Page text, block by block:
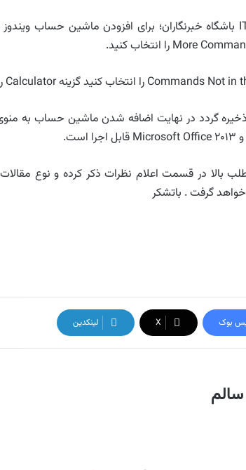
بالا در قسمت اعلام نظرات ذکر کرده و نوع مقالات
گرفت . باتشکر
بوک X لینکدین
سالم